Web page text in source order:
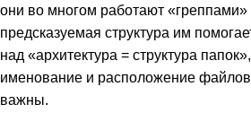
они во многом работают
предсказуемая структура им
над «архитектура = структура
именование и расположение файлов
важны.